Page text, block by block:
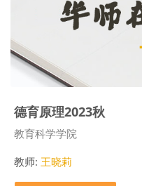
德育原理2023秋
课程类别
教育科学学院
教师: 王晓莉